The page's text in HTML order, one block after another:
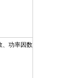
、功率因数